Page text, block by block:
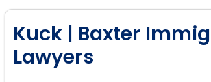
Kuck | Baxter
Lawyers